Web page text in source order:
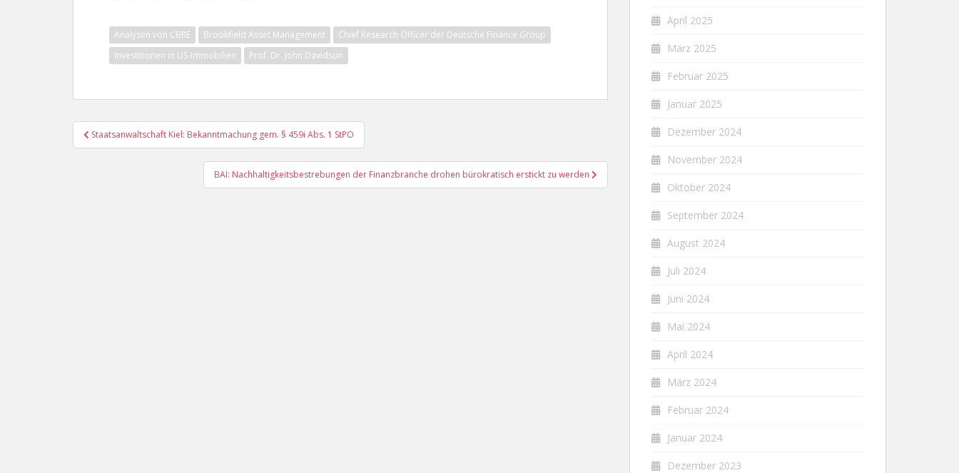
Analysen von CBRE Brookfield Asset Management
Chief Research Officer der Deutsche Finance Group
Investitionen in US-Immobilien
Prof. Dr. John Davidson
Beitragsnavigation
Staatsanwaltschaft Kiel: Bekanntmachung gem. § 459i Abs. 1 StPO
BAI: Nachhaltigkeitsbestrebungen der Finanzbranche drohen bürokratisch erstickt zu werden
April 2025
März 2025
Februar 2025
Januar 2025
Dezember 2024
November 2024
Oktober 2024
September 2024
August 2024
Juli 2024
Juni 2024
Mai 2024
April 2024
März 2024
Februar 2024
Januar 2024
Dezember 2023